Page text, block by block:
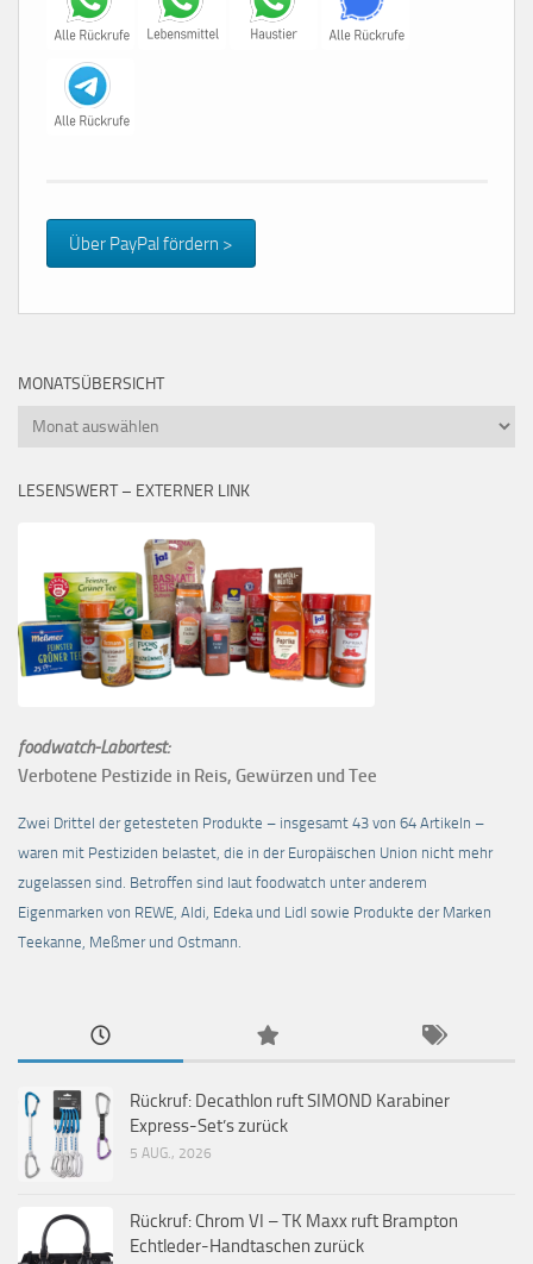
Über PayPal fördern >
MONATSÜBERSICHT
Monatsübersicht
LESENSWERT – EXTERNER LINK
foodwatch-Labortest:
Verbotene Pestizide in Reis, Gewürzen und Tee
Zwei Drittel der getesteten Produkte – insgesamt 43 von 64 Artikeln –
waren mit Pestiziden belastet, die in der Europäischen Union nicht mehr
zugelassen sind. Betroffen sind laut foodwatch unter anderem
Eigenmarken von REWE, Aldi, Edeka und Lidl sowie Produkte der Marken
Teekanne, Meßmer und Ostmann.
Rückruf: Decathlon ruft SIMOND Karabiner
Express-Set’s zurück
5 AUG., 2026
Rückruf: Chrom VI – TK Maxx ruft Brampton
Echtleder-Handtaschen zurück